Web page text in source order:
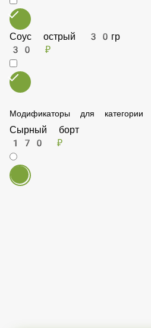
Перец болгарский 10гр
40 ₽
Перчик халапеньо резаный 10гр
40 ₽
50 ₽